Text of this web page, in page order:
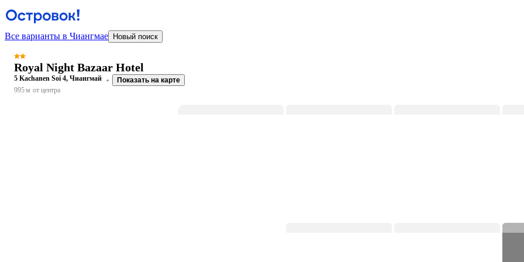
Все варианты в Чиангмае Новый поиск
Royal Night Bazaar Hotel
5 Kachanen Soi 4, Чиангмай
Показать на карте
995 м от центра